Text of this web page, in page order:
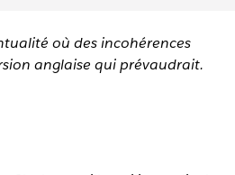
où des incohérences
anglaise qui prévaudrait.